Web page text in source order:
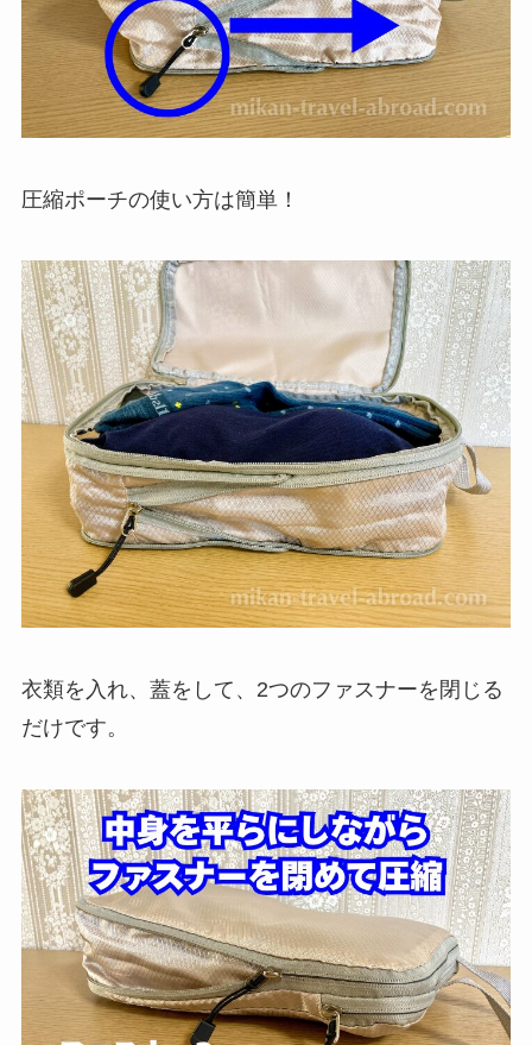
圧縮ポーチの使い方は簡単！
衣類を入れ、蓋をして、2つのファスナーを閉じる
だけです。